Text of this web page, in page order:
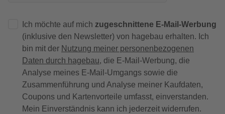
Ich möchte auf mich zugeschnittene E-Mail-Werbung
(inklusive den Newsletter) von hagebau erhalten. Ich
bin mit der Nutzung meiner personenbezogenen
Daten durch hagebau, die E-Mail-Werbung, die
Analyse meines E-Mail-Umgangs sowie die
Zusammenführung und Analyse meiner Kaufdaten,
Coupons und Kartenvorteile umfasst, einverstanden.
Mein Einverständnis kann ich jederzeit widerrufen.